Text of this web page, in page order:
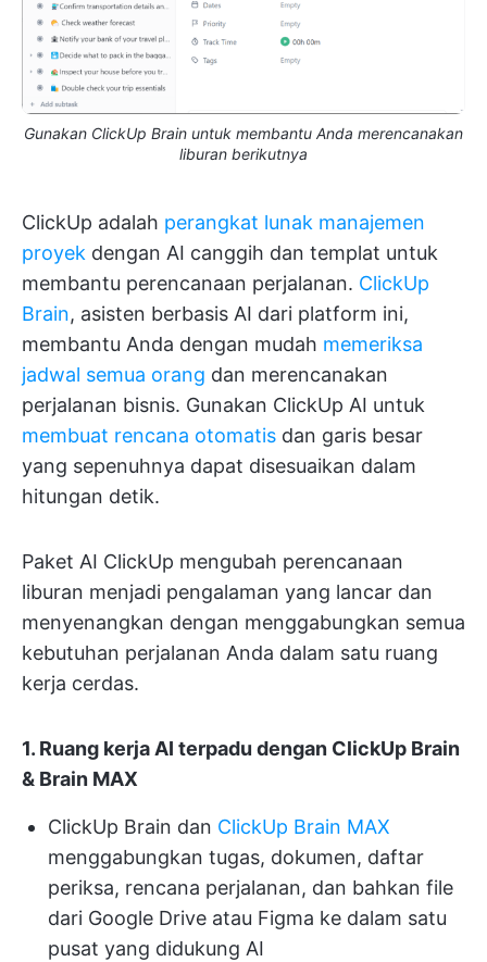
Gunakan ClickUp Brain untuk membantu Anda merencanakan
liburan berikutnya
ClickUp adalah perangkat lunak manajemen
proyek dengan AI canggih dan templat untuk
membantu perencanaan perjalanan. ClickUp
Brain, asisten berbasis AI dari platform ini,
membantu Anda dengan mudah memeriksa
jadwal semua orang dan merencanakan
perjalanan bisnis. Gunakan ClickUp AI untuk
membuat rencana otomatis dan garis besar
yang sepenuhnya dapat disesuaikan dalam
hitungan detik.
Paket AI ClickUp mengubah perencanaan
liburan menjadi pengalaman yang lancar dan
menyenangkan dengan menggabungkan semua
kebutuhan perjalanan Anda dalam satu ruang
kerja cerdas.
1. Ruang kerja AI terpadu dengan ClickUp Brain
& Brain MAX
ClickUp Brain dan ClickUp Brain MAX
menggabungkan tugas, dokumen, daftar
periksa, rencana perjalanan, dan bahkan file
dari Google Drive atau Figma ke dalam satu
pusat yang didukung AI